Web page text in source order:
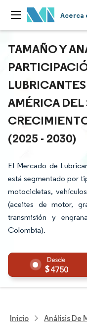
Acerca
TAMAÑO Y
AMÉRICA DEL
(2025 - 2030)
El Mercado de
está segmentado por
motocicletas,
(aceites de motor,
transmisión y
Colombia).
4750
Inicio Análisis De